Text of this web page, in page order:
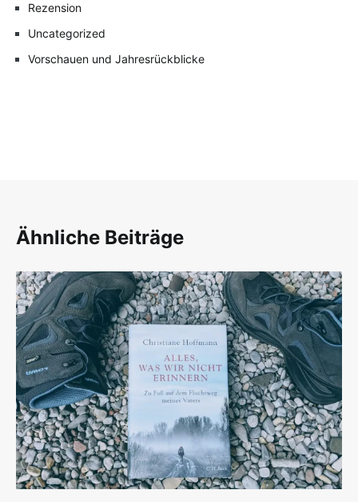
Rezension
Uncategorized
Vorschauen und Jahresrückblicke
Ähnliche Beiträge